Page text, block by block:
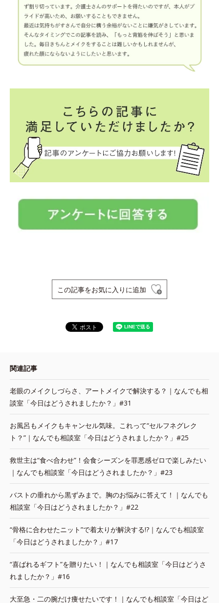
この記事をお気に入りに追加
関連記事
老眼のメイクしづらさ、アートメイクで解決する？｜なんでも相
談室「今日はどうされましたか？」#31
お風呂もメイクもキャンセル気味。これって“セルフネグレク
ト？”｜なんでも相談室「今日はどうされましたか？」#25
救世主は“食べ合わせ”！会食シーズンを罪悪感ゼロで楽しみたい
｜なんでも相談室「今日はどうされましたか？」#23
バストの垂れから黒ずみまで。胸のお悩みに答えて！｜なんでも
相談室「今日はどうされましたか？」#22
“骨格に合わせたニット”で着太りが解決する!?｜なんでも相談室
「今日はどうされましたか？」#17
“喜ばれるギフト”を贈りたい！｜なんでも相談室「今日はどうさ
れましたか？」#16
大至急・二の腕だけ痩せたいです！｜なんでも相談室「今日はど